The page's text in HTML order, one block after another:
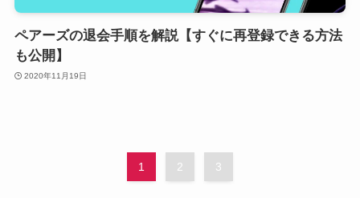
ペアーズの退会手順を解説【すぐに再登録できる方法
も公開】
2020年11月19日
1 2 3